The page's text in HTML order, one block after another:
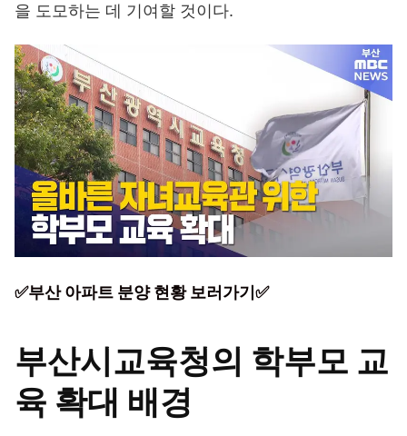
을 도모하는 데 기여할 것이다.
✅부산 아파트 분양 현황 보러가기✅
부산시교육청의 학부모 교
육 확대 배경